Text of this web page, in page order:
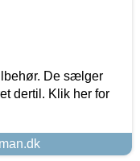
De sælger
dertil. Klik her for